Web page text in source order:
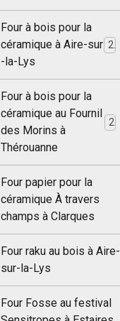
Four à bois pour la
céramique à Aire-sur
-la-Lys
Four à bois pour la
céramique au Fournil
des Morins à
Thérouanne
Four papier pour la
céramique À travers
champs à Clarques
Four raku au bois à Aire-
sur-la-Lys
Four Fosse au festival